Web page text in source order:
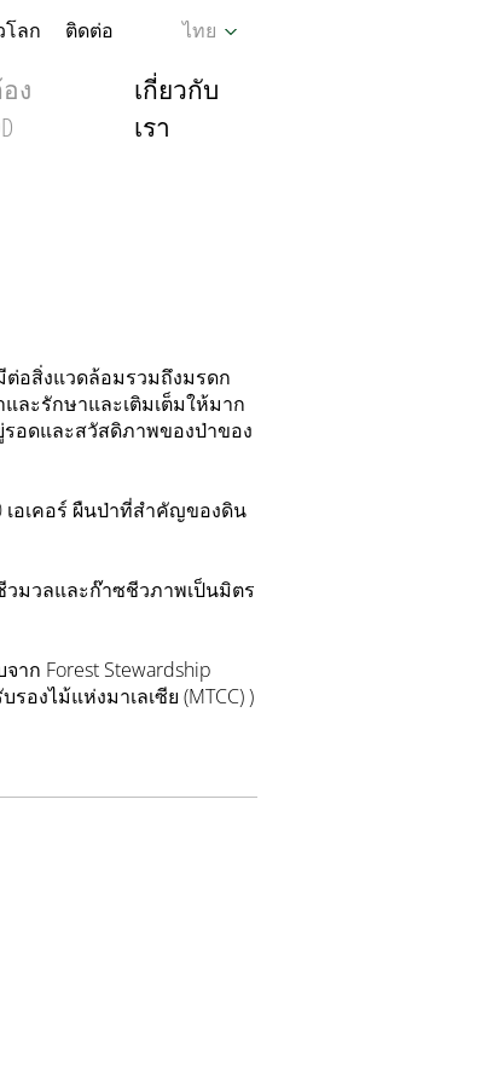
โลก ติดต่อ ไทย
ง
เกี่ยวกับ
เรา
อสิ่งแวดล้อมรวมถึงมรดก
ละรักษาและเติมเต็มให้มาก
อดและสวัสดิภาพของป่าของ
เอเคอร์ ผืนป่าที่สำคัญของดิน
วมวลและก๊าซชีวภาพเป็นมิตร
ก Forest Stewardship
รองไม้แห่งมาเลเซีย (MTCC) )